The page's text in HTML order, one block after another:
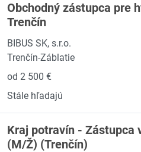
Obchodný zástupca pre
Trenčín
BIBUS SK, s.r.o.
Trenčín-Záblatie
od 2 500 €
Stále hľadajú
Kraj potravín - Zástupca
(M/Ž) (Trenčín)